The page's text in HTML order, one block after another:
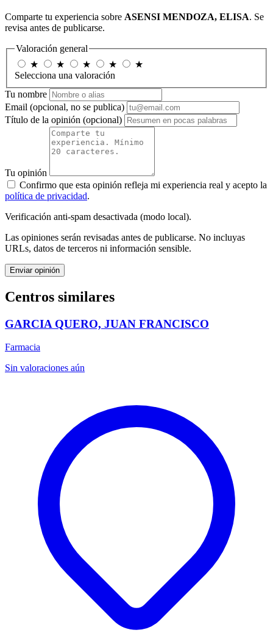
Comparte tu experiencia sobre ASENSI MENDOZA, ELISA. Se
revisa antes de publicarse.
Valoración general
★
★ ★ ★
★
Selecciona una valoración
Tu nombre
Email (opcional, no se publica)
Título de la opinión (opcional)
Tu opinión
Confirmo que esta opinión refleja mi experiencia real y acepto la
política de privacidad.
Verificación anti-spam desactivada (modo local).
Las opiniones serán revisadas antes de publicarse. No incluyas
URLs, datos de terceros ni información sensible.
Enviar opinión
Centros similares
GARCIA QUERO, JUAN FRANCISCO
Farmacia
Sin valoraciones aún